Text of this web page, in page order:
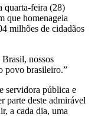
quarta-feira (28)
que homenageia
milhões de cidadãos
nossos
povo brasileiro.”
servidora pública e
parte deste admirável
a cada dia, uma